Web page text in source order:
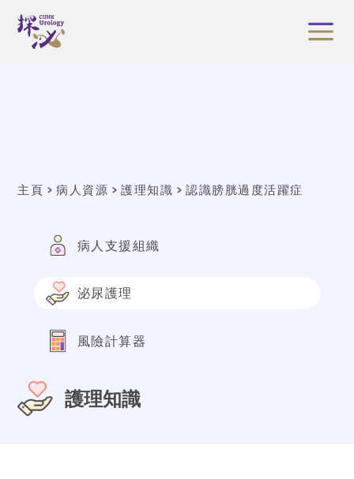
主頁 病人資源 護理知識 認識膀胱過度活躍症
病人支援組織
泌尿護理
風險計算器
護理知識